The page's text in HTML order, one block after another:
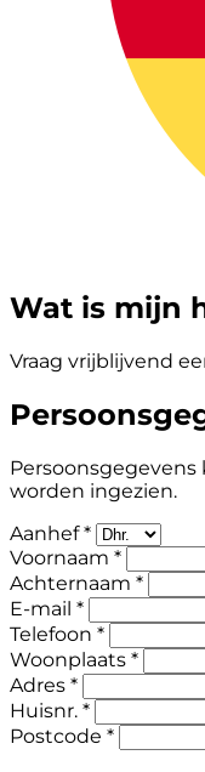
Wat is mijn
Vraag vrijblijvend
worden ingezien.
Aanhef *
Voornaam *
Achternaam *
E-mail *
Telefoon *
Woonplaats *
Adres *
Huisnr. *
Postcode *